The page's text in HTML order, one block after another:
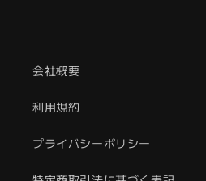
会社概要
利用規約
プライバシーポリシー